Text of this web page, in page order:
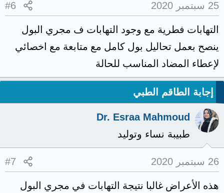
25 سبتمبر 2020 #6
التهابات فطرية مع وجود التهابات ف مجري البول
ينصح بعمل تحاليل بول كامل مع متابعة مع اخصائي
لإعطاء المضاد المناسب للحالة
إجابة الطاقم الطبي
Dr. Esraa Mahmoud
طبيبة نساء وتوليد
26 سبتمبر 2020 #7
هذه الأعراض غالبا نتيجة التهابات في مجري البول